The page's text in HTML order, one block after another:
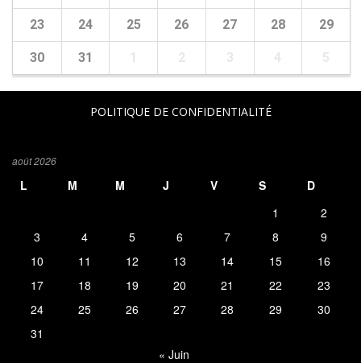
23 24 25 26 27 28 29
30 31
POLITIQUE DE CONFIDENTIALITÉ
août 2026
L M M J V S
D
1
2
3
4 5 6 7 8
9
10
11 12 13 14 15
16
17
18 19 20 21 22
23
24
25 26 27 28 29
30
31
« Juin